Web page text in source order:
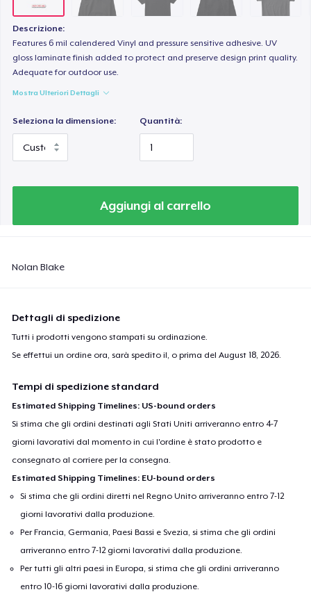
Descrizione:
Features 6 mil calendered Vinyl and pressure sensitive adhesive. UV
gloss laminate finish added to protect and preserve design print quality.
Adequate for outdoor use.
Mostra Ulteriori Dettagli
Seleziona la dimensione: Quantità:
Aggiungi al carrello
Nolan Blake
Dettagli di spedizione
Tutti i prodotti vengono stampati su ordinazione.
Se effettui un ordine ora, sarà spedito il, o prima delAugust 18, 2026.
Tempi di spedizione standard
Estimated Shipping Timelines: US-bound orders
Si stima che gli ordini destinati agli Stati Uniti arriveranno entro 4-7
giorni lavorativi dal momento in cui l'ordine è stato prodotto e
consegnato al corriere per la consegna.
Estimated Shipping Timelines: EU-bound orders
Si stima che gli ordini diretti nel Regno Unito arriveranno entro 7-12
giorni lavorativi dalla produzione.
Per Francia, Germania, Paesi Bassi e Svezia, si stima che gli ordini
arriveranno entro 7-12 giorni lavorativi dalla produzione.
Per tutti gli altri paesi in Europa, si stima che gli ordini arriveranno
entro 10-16 giorni lavorativi dalla produzione.